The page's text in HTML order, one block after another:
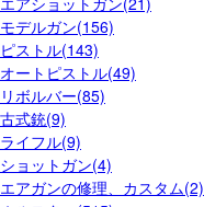
モデルガン(156)
ピストル(143)
オートピストル(49)
リボルバー(85)
古式銃(9)
ライフル(9)
ショットガン(4)
エアガンの修理、カスタム(2)